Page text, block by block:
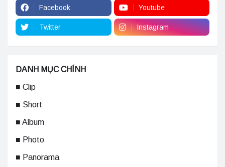
Facebook Youtube
Twitter Instagram
DANH MỤC CHÍNH
■ Clip
■ Short
■ Album
■ Photo
■ Panorama